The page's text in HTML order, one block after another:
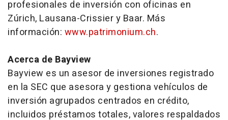
profesionales de inversión con oficinas en
Zúrich, Lausana-Crissier y Baar. Más
información: www.patrimonium.ch.
Acerca de Bayview
Bayview es un asesor de inversiones registrado
en la SEC que asesora y gestiona vehículos de
inversión agrupados centrados en crédito,
incluidos préstamos totales, valores respaldados